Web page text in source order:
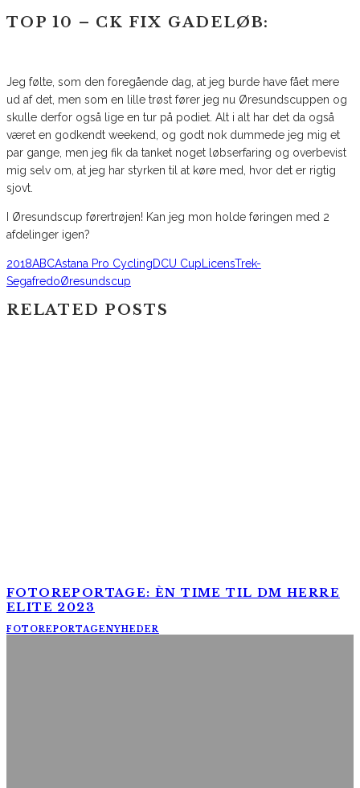
TOP 10 – CK FIX GADELØB:
Jeg følte, som den foregående dag, at jeg burde have fået mere
ud af det, men som en lille trøst fører jeg nu Øresundscuppen og
skulle derfor også lige en tur på podiet. Alt i alt har det da også
været en godkendt weekend, og godt nok dummede jeg mig et
par gange, men jeg fik da tanket noget løbserfaring og overbevist
mig selv om, at jeg har styrken til at køre med, hvor det er rigtig
sjovt.
I Øresundscup førertrøjen! Kan jeg mon holde føringen med 2
afdelinger igen?
2018ABCAstana Pro CyclingDCU Cup LicensTrek-
SegafredoØresundscup
RELATED POSTS
FOTOREPORTAGE: ÈN TIME TIL DM HERRE
ELITE 2023
FOTOREPORTAGENYHEDER